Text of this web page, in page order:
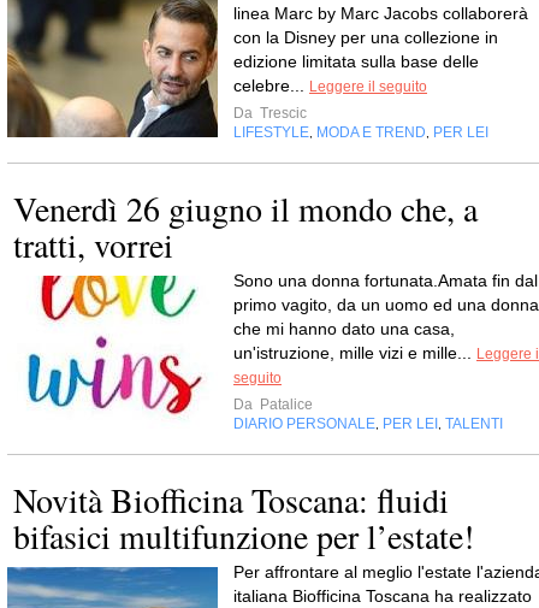
linea Marc by Marc Jacobs collaborerà
con la Disney per una collezione in
edizione limitata sulla base delle
celebre...
Leggere il seguito
Da Trescic
LIFESTYLE MODA E TREND PER LEI
Venerdì 26 giugno il mondo che, a
tratti, vorrei
Sono una donna fortunata.Amata fin dal
primo vagito, da un uomo ed una
che mi hanno dato una casa,
un'istruzione, mille vizi e mille...
Leggere
seguito
Da Patalice
DIARIO PERSONALE PER LEI TALENTI
Novità Biofficina Toscana: fluidi
bifasici multifunzione per l’estate!
Per affrontare al meglio l'estate
italiana Biofficina Toscana ha realizzato